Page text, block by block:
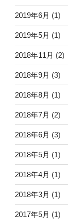
2019年6月 (1)
2019年5月 (1)
2018年11月 (2)
2018年9月 (3)
2018年8月 (1)
2018年7月 (2)
2018年6月 (3)
2018年5月 (1)
2018年4月 (1)
2018年3月 (1)
2017年5月 (1)